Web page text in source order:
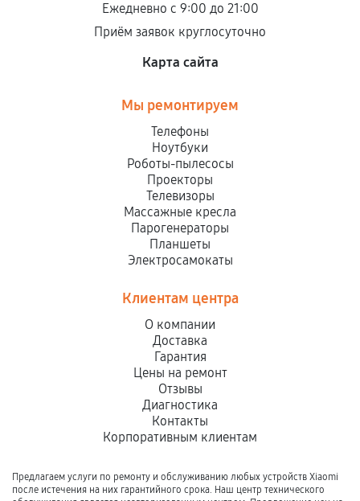
Ежедневно с 9:00 до 21:00
Приём заявок круглосуточно
Карта сайта
Мы ремонтируем
Телефоны
Ноутбуки
Роботы-пылесосы
Проекторы
Телевизоры
Массажные кресла
Парогенераторы
Планшеты
Электросамокаты
Клиентам центра
О компании
Доставка
Гарантия
Цены на ремонт
Отзывы
Диагностика
Контакты
Корпоративным клиентам
Предлагаем услуги по ремонту и обслуживанию любых устройств Xiaomi
после истечения на них гарантийного срока. Наш центр технического